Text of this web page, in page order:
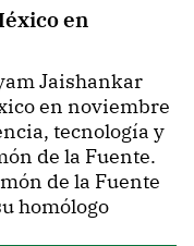
en
Jaishankar
en noviembre
tecnología y
de la Fuente.
de la Fuente
homólogo